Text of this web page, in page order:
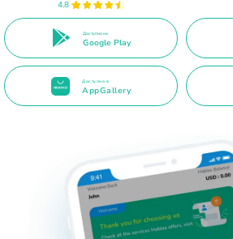
4.8
Доступно на
Google Play
Доступно в
AppGallery